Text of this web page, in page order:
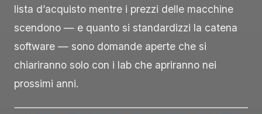
lista d’acquisto mentre i prezzi delle macchine
scendono — e quanto si standardizzi la catena
software — sono domande aperte che si
chiariranno solo con i lab che apriranno nei
prossimi anni.